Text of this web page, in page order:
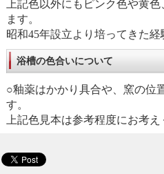
上記色以外にもピンク色や黄
ます。
昭和45年設立より培ってきた
浴槽の色合いについて
○釉薬はかかり具合や、窯の位
す。
上記色見本は参考程度にお考